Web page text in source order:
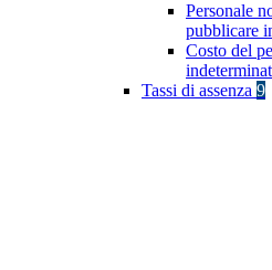
Personale
pubblicare
Costo del
Tassi di assenza 9